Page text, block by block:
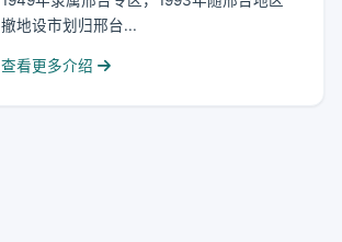
撤地设市划归邢台...
查看更多介绍